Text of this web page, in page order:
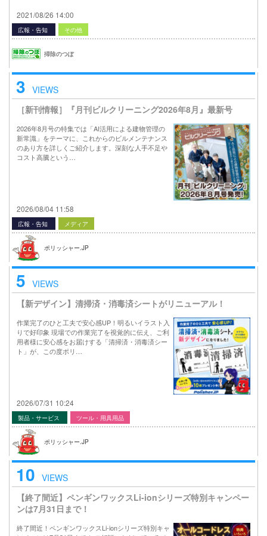
2021/08/26 14:00
広報・告知 その他
掃除のつぼ
3 VIEWS
［新刊情報］『月刊ビルクリーニング2026年8月』最新号
2026年8月号の特集では「AI活用による建物管理の
新常識」をテーマに、これからのビルメンテナンス
のあり方を詳しくご紹介します。深刻な人手不足や
コスト高騰という…
2026/08/04 11:58
広報・告知 メディア
ポリッシャー.JP
5 VIEWS
【新デザイン】清掃済・消毒済シートがリニューアル！
作業完了のひと工夫で安心感UP！明るいイラスト入
りで好印象 現場での作業完了を視覚的に伝え、ご利
用者様に安心感をお届けする「清掃済・消毒済シー
ト」が、この度ポリ…
2026/07/31 10:24
製品・サービス ツール・用具用品
ポリッシャー.JP
10 VIEWS
【終了間近】ペンギンワックスLi-ionシリーズ特別キャンペー
ンは7月31日まで！
終了間近！ペンギンワックスLi-ionシリーズ特別キャ